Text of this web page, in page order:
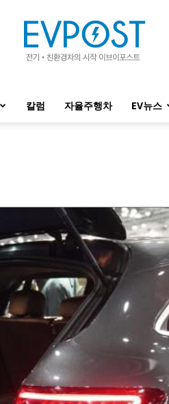
칼럼 자율주행차 EV뉴스